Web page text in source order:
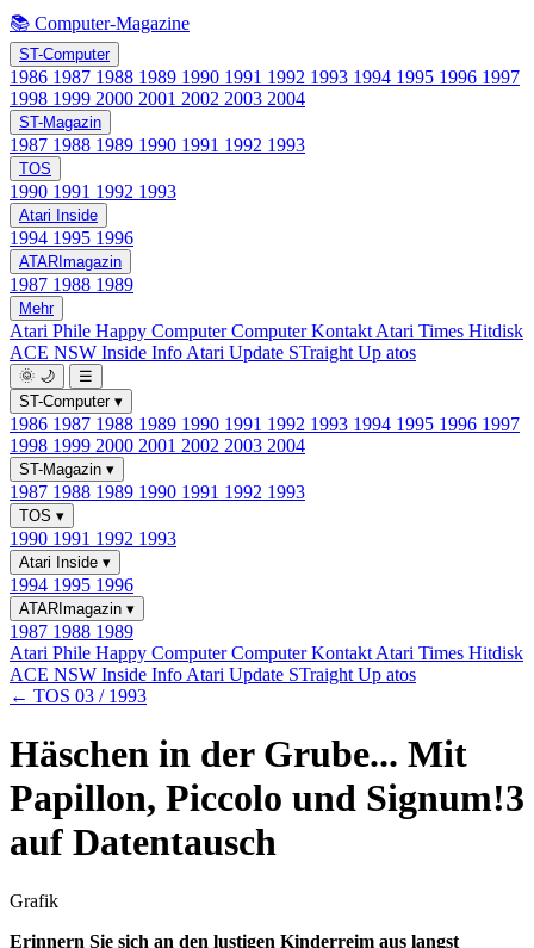
📚 Computer-Magazine
ST-Computer
1986 1987 1988 1989 1990 1991 1992 1993 1994 1995 1996 1997
1998 1999 2000 2001 2002 2003 2004
ST-Magazin
1987 1988 1989 1990 1991 1992 1993
TOS
1990 1991 1992 1993
Atari Inside
1994 1995 1996
ATARImagazin
1987 1988 1989
Mehr
Atari Phile Happy ComputerComputer Kontakt Atari Times Hitdisk
ACE NSW Inside Info Atari Update STraight Up atos
🌞 🌙
☰
ST-Computer ▾
1986 1987 1988 1989 1990 1991 1992 1993 1994 1995 1996 1997
1998 1999 2000 2001 2002 2003 2004
ST-Magazin ▾
1987 1988 1989 1990 1991 1992 1993
TOS ▾
1990 1991 1992 1993
Atari Inside ▾
1994 1995 1996
ATARImagazin ▾
1987 1988 1989
Atari Phile Happy ComputerComputer Kontakt Atari Times Hitdisk
ACE NSW Inside Info Atari Update STraight Up atos
← TOS 03 / 1993
Häschen in der Grube... Mit
Papillon, Piccolo und Signum!3
auf Datentausch
Grafik
Erinnern Sie sich an den lustigen Kinderreim aus langst